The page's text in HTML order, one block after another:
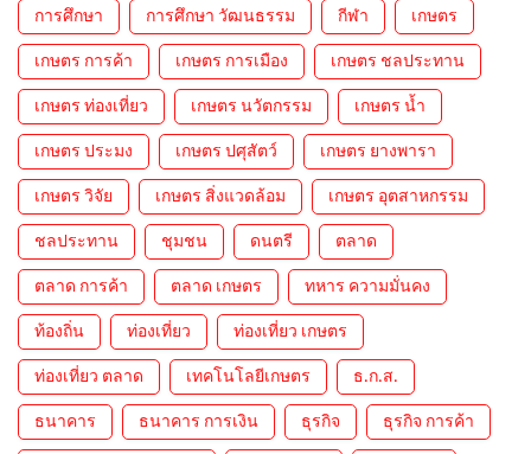
การศึกษา การศึกษา วัฒนธรรม กีฬา เกษตร
เกษตร การค้า เกษตร การเมือง เกษตร ชลประทาน
เกษตร ท่องเที่ยว เกษตร นวัตกรรม เกษตร น้ำ
เกษตร ประมง เกษตร ปศุสัตว์ เกษตร ยางพารา
เกษตร วิจัย เกษตร สิ่งแวดล้อม เกษตร อุตสาหกรรม
ชลประทาน ชุมชน ดนตรี ตลาด
ตลาด การค้า ตลาด เกษตร ทหาร ความมั่นคง
ท้องถิ่น ท่องเที่ยว ท่องเที่ยว เกษตร
ท่องเที่ยว ตลาด เทคโนโลยีเกษตร ธ.ก.ส.
ธนาคาร ธนาคาร การเงิน ธุรกิจ ธุรกิจ การค้า